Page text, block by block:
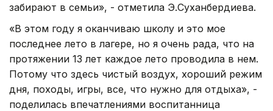
забирают в семьи», - отметила Э.Суханбердиева.
«В этом году я оканчиваю школу и это мое
последнее лето в лагере, но я очень рада, что на
протяжении 13 лет каждое лето проводила в нем.
Потому что здесь чистый воздух, хороший режим
дня, походы, игры, все, что нужно для отдыха», -
поделилась впечатлениями воспитанница